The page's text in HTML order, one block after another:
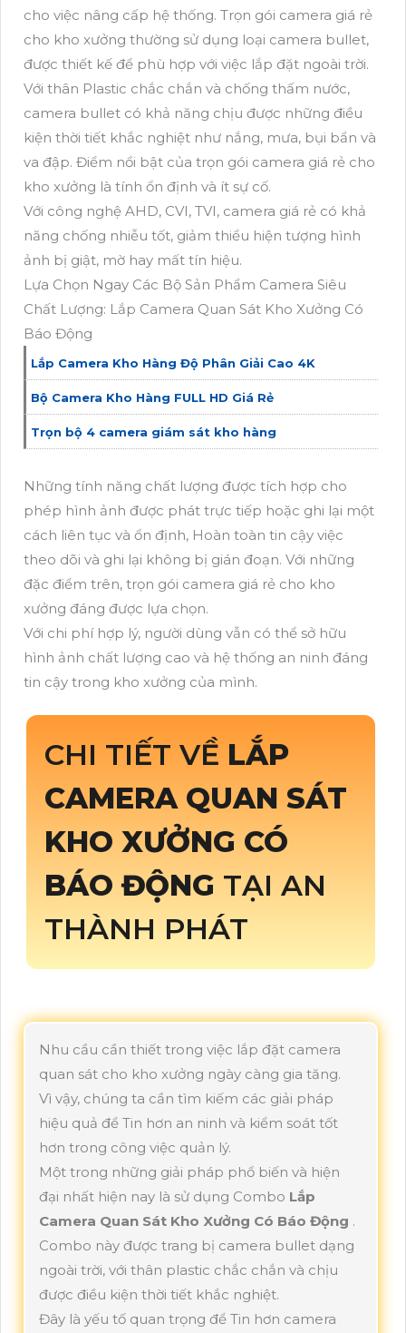
cho việc nâng cấp hệ thống. Trọn gói camera giá rẻ
cho kho xưởng thường sử dụng loại camera bullet,
được thiết kế để phù hợp với việc lắp đặt ngoài trời.
Với thân Plastic chắc chắn và chống thấm nước,
camera bullet có khả năng chịu được những điều
kiện thời tiết khắc nghiệt như nắng, mưa, bụi bẩn và
va đập. Điểm nổi bật của trọn gói camera giá rẻ cho
kho xưởng là tính ổn định và ít sự cố.
Với công nghệ AHD, CVI, TVI, camera giá rẻ có khả
năng chống nhiễu tốt, giảm thiểu hiện tượng hình
ảnh bị giật, mờ hay mất tín hiệu.
Lựa Chọn Ngay Các Bộ Sản Phẩm Camera Siêu
Chất Lượng: Lắp Camera Quan Sát Kho Xưởng Có
Báo Động
Lắp Camera Kho Hàng Độ Phân Giải Cao 4K
Bộ Camera Kho Hàng FULL HD Giá Rẻ
Trọn bộ 4 camera giám sát kho hàng
Những tính năng chất lượng được tích hợp cho
phép hình ảnh được phát trực tiếp hoặc ghi lại một
cách liên tục và ổn định, Hoàn toàn tin cậy việc
theo dõi và ghi lại không bị gián đoạn. Với những
đặc điểm trên, trọn gói camera giá rẻ cho kho
xưởng đáng được lựa chọn.
Với chi phí hợp lý, người dùng vẫn có thể sở hữu
hình ảnh chất lượng cao và hệ thống an ninh đáng
tin cậy trong kho xưởng của mình.
CHI TIẾT VỀ LẮP
CAMERA QUAN SÁT
KHO XƯỞNG CÓ
BÁO ĐỘNG TẠI AN
THÀNH PHÁT
Nhu cầu cần thiết trong việc lắp đặt camera
quan sát cho kho xưởng ngày càng gia tăng.
Vì vậy, chúng ta cần tìm kiếm các giải pháp
hiệu quả để Tin hơn an ninh và kiểm soát tốt
hơn trong công việc quản lý.
Một trong những giải pháp phổ biến và hiện
đại nhất hiện nay là sử dụng Combo Lắp
Camera Quan Sát Kho Xưởng Có Báo Động .
Combo này được trang bị camera bullet dạng
ngoài trời, với thân plastic chắc chắn và chịu
được điều kiện thời tiết khắc nghiệt.
Đây là yếu tố quan trọng để Tin hơn camera